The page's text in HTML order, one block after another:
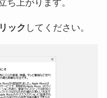
ち上がります。
ック してください。